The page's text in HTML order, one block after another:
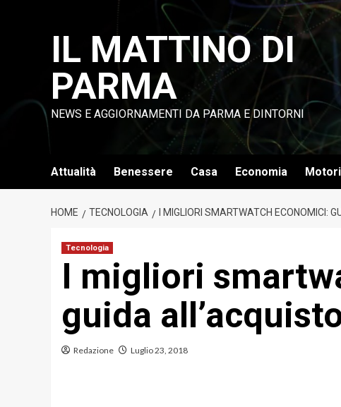
IL MATTINO DI
PARMA
NEWS E AGGIORNAMENTI DA PARMA E DINTORNI
Attualità Benessere Casa Economia Motori
HOME TECNOLOGIA I MIGLIORI SMARTWATCH ECONOMICI:
Tecnologia
I migliori
guida
Redazione Luglio 23, 2018